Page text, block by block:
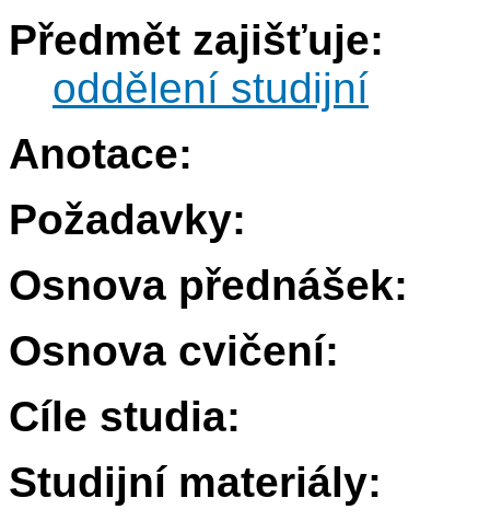
Předmět zajišťuje:
oddělení studijní
Anotace:
Požadavky:
Osnova přednášek:
Osnova cvičení:
Cíle studia:
Studijní materiály: